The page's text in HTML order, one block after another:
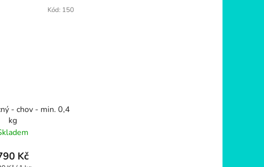
- chov - min. 0,4
kg
Kč
Kód: 150